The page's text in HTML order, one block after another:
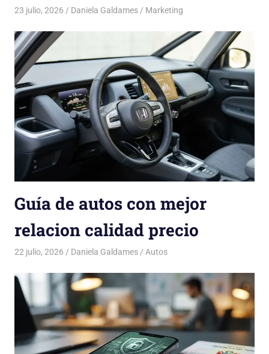
23 julio, 2026 Daniela Galdames Marketing
Guía de autos con mejor
relacion calidad precio
22 julio, 2026 Daniela Galdames Autos